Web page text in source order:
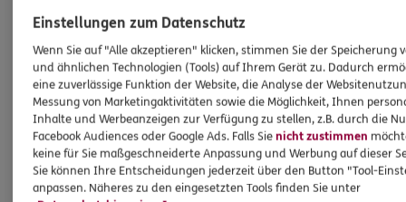
Einstellungen zum Datenschutz
Wenn Sie auf "Alle akzeptieren" klicken, stimmen Sie der Speicherung
und ähnlichen Technologien (Tools) auf Ihrem Gerät zu. Dadurch
eine zuverlässige Funktion der Website, die Analyse der
Messung von Marketingaktivitäten sowie die Möglichkeit, Ihnen
Inhalte und Werbeanzeigen zur Verfügung zu stellen, z.B. durch die
Facebook Audiences oder Google Ads. Falls Sienicht zustimmen
keine für Sie maßgeschneiderte Anpassung und Werbung auf dieser
Sie können Ihre Entscheidungen jederzeit über den Button "Tool-
anpassen. Näheres zu den eingesetzten Tools finden Sie unter